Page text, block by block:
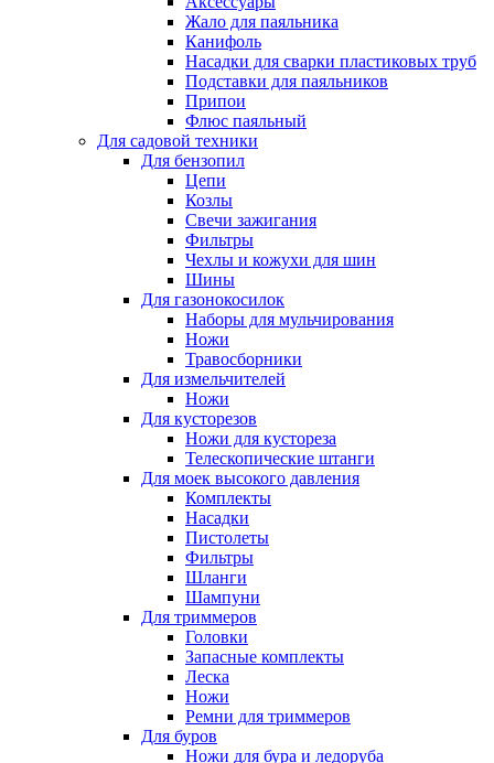
Жало для паяльника
Канифоль
Насадки для сварки пластиковых труб
Подставки для паяльников
Припои
Флюс паяльный
Для садовой техники
Для бензопил
Цепи
Козлы
Свечи зажигания
Фильтры
Чехлы и кожухи для шин
Шины
Для газонокосилок
Наборы для мульчирования
Ножи
Травосборники
Для измельчителей
Ножи
Для кусторезов
Ножи для кустореза
Телескопические штанги
Для моек высокого давления
Комплекты
Насадки
Пистолеты
Фильтры
Шланги
Шампуни
Для триммеров
Головки
Запасные комплекты
Леска
Ножи
Ремни для триммеров
Для буров
Ножи для бура и ледоруба